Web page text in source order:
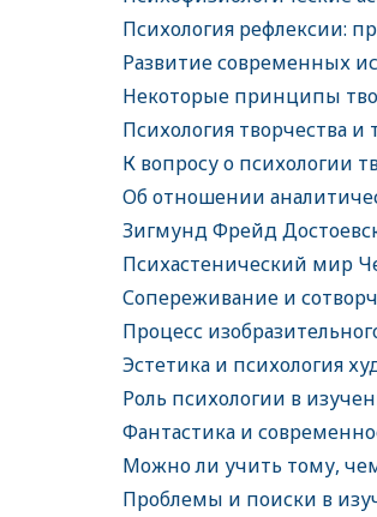
Психология рефлексии:
Развитие современных
Некоторые принципы
Психология творчества и
К вопросу о психологии
Об отношении
Зигмунд Фрейд
Психастенический мир
Сопереживание и
Процесс
Эстетика и психология
Роль психологии в
Фантастика и
Можно ли учить тому,
Проблемы и поиски в